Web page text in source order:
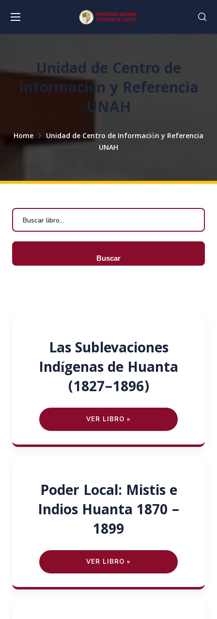
Unidad de Centro de
Información y Referencia
UNAH
Home
Unidad de Centro de Información y Referencia
UNAH
Buscar
Las Sublevaciones
Indígenas de Huanta
(1827–1896)
VER LIBRO »
Poder Local: Mistis e
Indios Huanta 1870 –
1899
VER LIBRO »